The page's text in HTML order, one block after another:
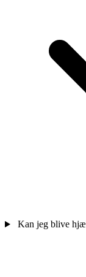
Kan jeg blive